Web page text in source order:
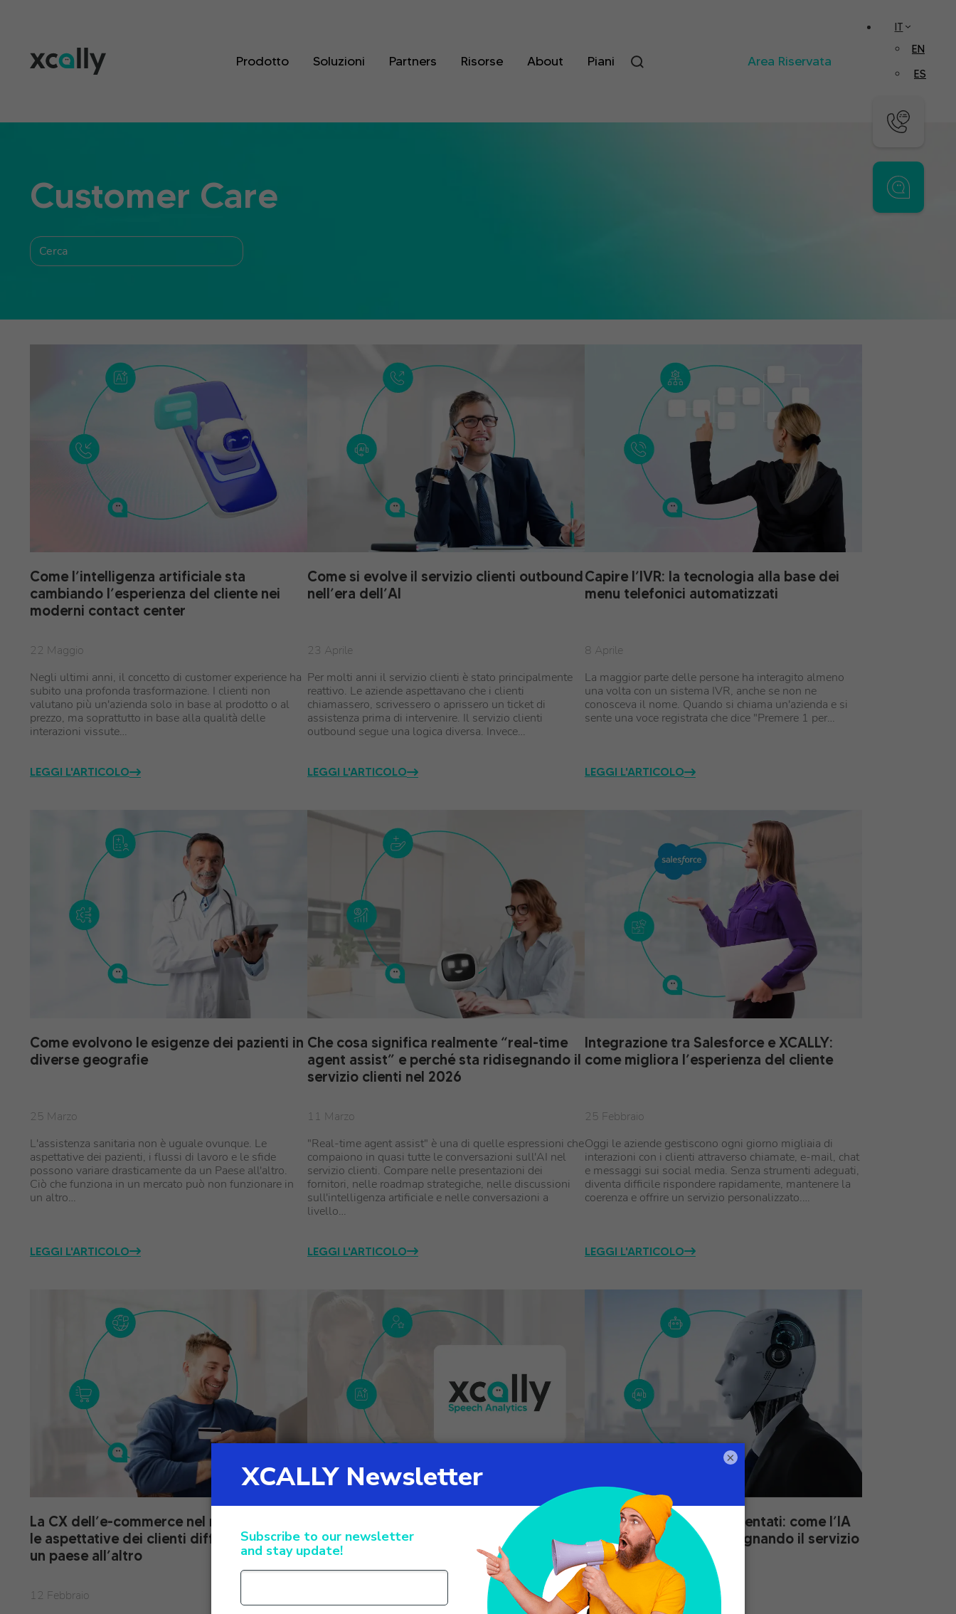
Prodotto Soluzioni Partners Risorse About Piani Area Riservata
IT
EN
ES
Customer Care
Come l’intelligenza artificiale sta
cambiando l’esperienza del cliente nei
moderni contact center
22 Maggio
Negli ultimi anni, il concetto di customer experience ha
subito una profonda trasformazione. I clienti non
valutano più un'azienda solo in base al prodotto o al
prezzo, ma soprattutto in base alla qualità delle
interazioni vissute…
LEGGI L'ARTICOLO
Come si evolve il servizio clienti outbound
nell’era dell’AI
23 Aprile
Per molti anni il servizio clienti è stato principalmente
reattivo. Le aziende aspettavano che i clienti
chiamassero, scrivessero o aprissero un ticket di
assistenza prima di intervenire. Il servizio clienti
outbound segue una logica diversa. Invece…
LEGGI L'ARTICOLO
Capire l’IVR: la tecnologia alla base dei
menu telefonici automatizzati
8 Aprile
La maggior parte delle persone ha interagito almeno
una volta con un sistema IVR, anche se non ne
conosceva il nome. Quando si chiama un'azienda e si
sente una voce registrata che dice "Premere 1 per…
LEGGI L'ARTICOLO
Come evolvono le esigenze dei pazienti in
diverse geografie
25 Marzo
L'assistenza sanitaria non è uguale ovunque. Le
aspettative dei pazienti, i flussi di lavoro e le sfide
possono variare drasticamente da un Paese all'altro.
Ciò che funziona in un mercato può non funzionare in
un altro…
LEGGI L'ARTICOLO
Che cosa significa realmente “real-time
agent assist” e perché sta ridisegnando il
servizio clienti nel 2026
11 Marzo
"Real-time agent assist" è una di quelle espressioni che
compaiono in quasi tutte le conversazioni sull'AI nel
servizio clienti. Compare nelle presentazioni dei
fornitori, nelle roadmap strategiche, nelle discussioni
sull'intelligenza artificiale e nelle conversazioni a
livello…
LEGGI L'ARTICOLO
Integrazione tra Salesforce e XCALLY:
come migliora l’esperienza del cliente
25 Febbraio
Oggi le aziende gestiscono ogni giorno migliaia di
interazioni con i clienti attraverso chiamate, e-mail, chat
e messaggi sui social media. Senza strumenti adeguati,
diventa difficile rispondere rapidamente, mantenere la
coerenza e offrire un servizio personalizzato.…
LEGGI L'ARTICOLO
La CX dell’e-commerce nel mondo: come
le aspettative dei clienti differiscono da
un paese all’altro
12 Febbraio
Dalle conversazioni agli approfondimenti:
perché la speech analytics sta diventando
essenziale per la customer experience
Da agenti ad agenti aumentati: come l’IA
in tempo reale sta ridisegnando il servizio
clienti nel 2026
22 Gennaio
×